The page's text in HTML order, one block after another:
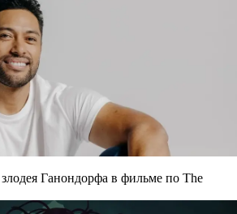
Ганондорфа в фильме по The